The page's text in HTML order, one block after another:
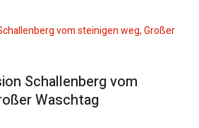
Schallenberg vom
Waschtag